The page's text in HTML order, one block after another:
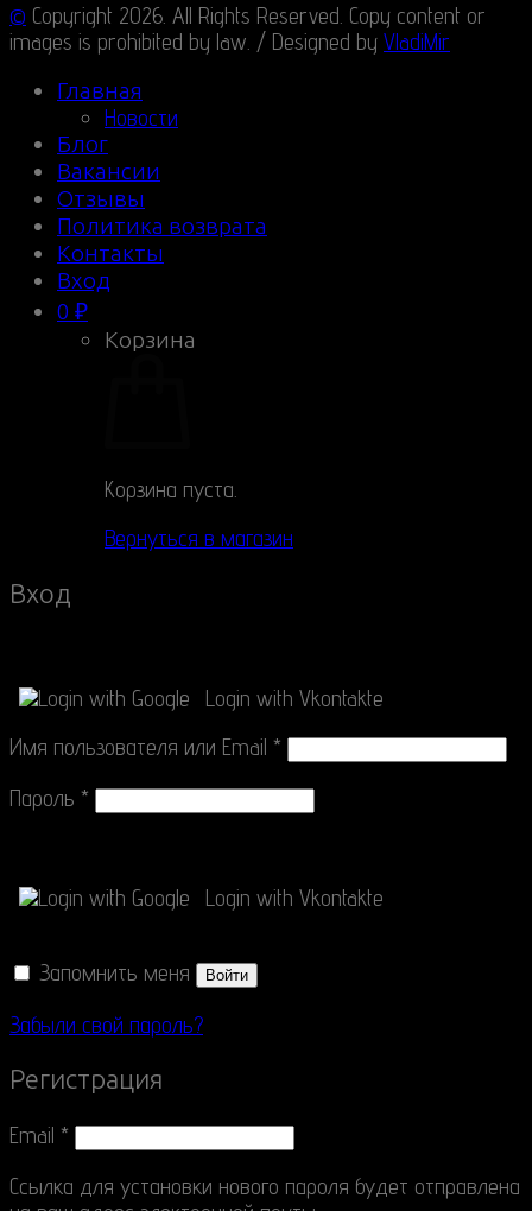
© Copyright 2026. All Rights Reserved. Copy content or
images is prohibited by law. / Designed by VladiMir
Главная
Новости
Блог
Вакансии
Отзывы
Политика возврата
Контакты
Вход
0 ₽
Корзина
Корзина пуста.
Вернуться в магазин
Вход
Login with Google
Login with Vkontakte
Имя пользователя или Email *
Пароль *
Login with Google
Login with Vkontakte
Запомнить меня Войти
Забыли свой пароль?
Регистрация
Email *
Ссылка для установки нового пароля будет отправлена